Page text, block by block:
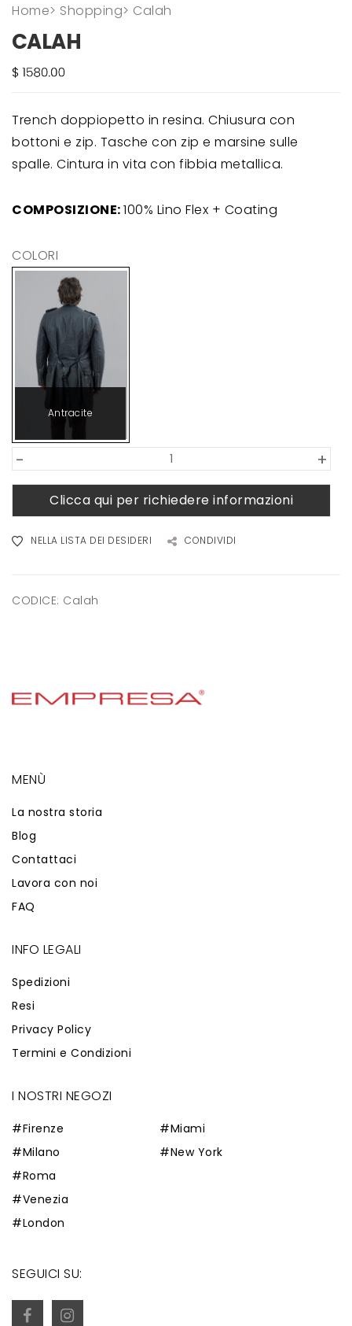
Home> Shopping> Calah
CALAH
Trench doppiopetto in resina. Chiusura con
bottoni e zip. Tasche con zip e marsine sulle
spalle. Cintura in vita con fibbia metallica.
COMPOSIZIONE:100% Lino Flex + Coating
COLORI
Antracite
+
-
Clicca qui per richiedere informazioni
NELLA LISTA DEI DESIDERI CONDIVIDI
CODICE: Calah
MENÙ
La nostra storia
Blog
Contattaci
Lavora con noi
FAQ
INFO LEGALI
Spedizioni
Resi
Privacy Policy
Termini e Condizioni
I NOSTRI NEGOZI
#Firenze
#Milano
#Roma
#Venezia
#London
#Miami
#New York
SEGUICI SU: